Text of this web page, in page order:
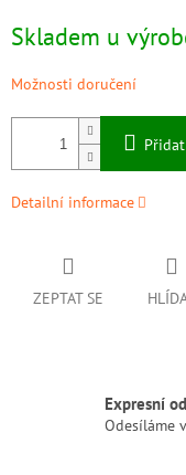
cena:
Skladem u
Možnosti doručení
Detailní informace
ZEPTAT SE
Expresní
Odesíláme